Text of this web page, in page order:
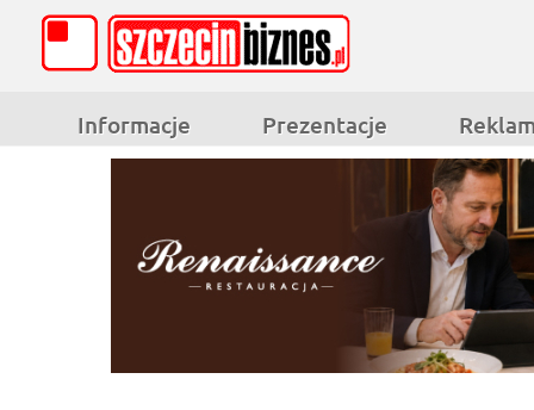
Informacje Prezentacje